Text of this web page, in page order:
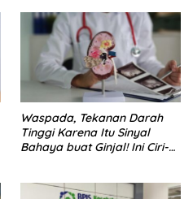
Waspada, Tekanan Darah
Tinggi Karena Itu Sinyal
Bahaya buat Ginjal! Ini Ciri-